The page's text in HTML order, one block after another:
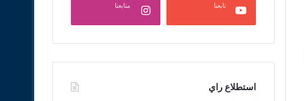
تابعنا متابعنا
استطلاع راي